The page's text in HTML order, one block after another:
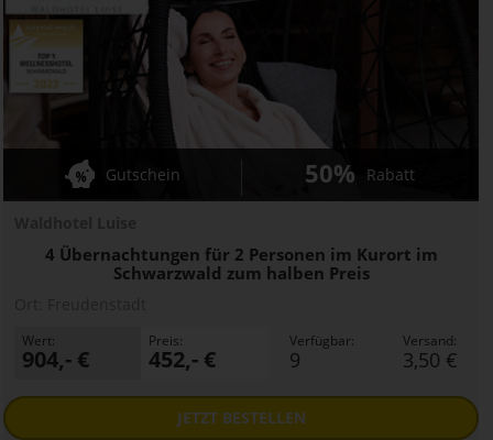
4 Übernachtungen für 2 Personen im Kurort im
Schwarzwald zum halben Preis
Gutschein 50% Rabatt
Wert:
904,- €
Preis:
452,- €
Verfügbar:
9
Versand:
3,50 €
JETZTBESTELLEN